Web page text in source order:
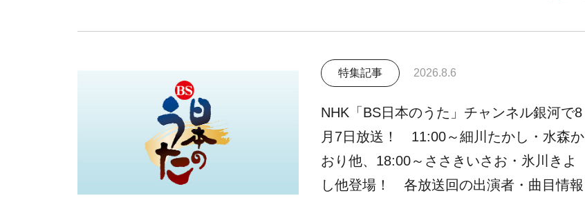
特集記事 2026.8.6
NHK「BS日本のうた」チャンネル銀河で8
月7日放送！ 11:00～細川たかし・水森か
おり他、18:00～ささきいさお・氷川きよ
し他登場！ 各放送回の出演者・曲目情報